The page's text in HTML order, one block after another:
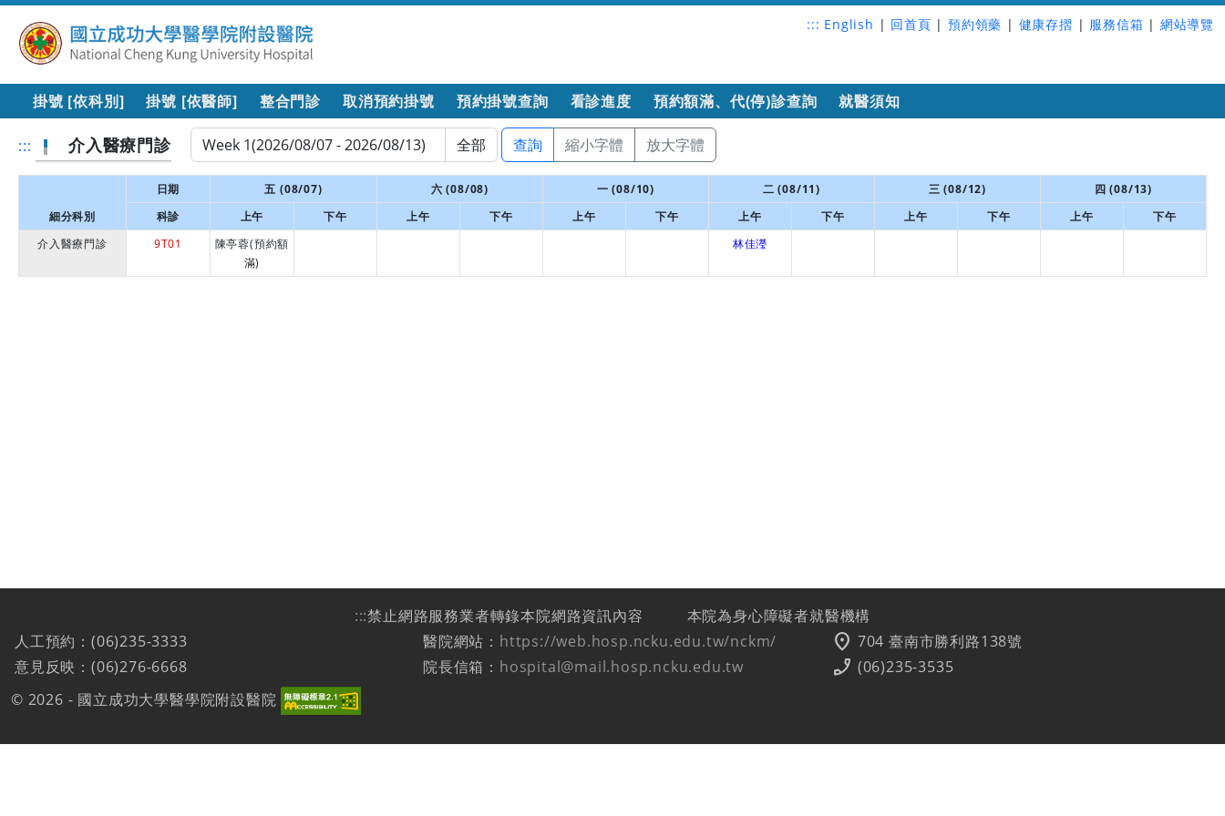
::: English | 回首頁 | 預約領藥 | 健康存摺 | 服務信箱 | 網站導覽
掛號 [依科別] 掛號 [依醫師] 整合門診 取消預約掛號 預約掛號查詢 看診進度 預約額滿、代(停)診查詢 就醫須知
::: 介入醫療門診 查詢 縮小字體 放大字體
細分科別
日期 五 (08/07) 六 (08/08) 一 (08/10) 二 (08/11) 三 (08/12)
四 (08/13)
科診
上午 下午 上午 下午 上午 下午 上午 下午 上午 下午 上午
下午
介入醫療門診
9T01
陳亭蓉(預約額
滿)
林佳瀅
:::禁止網路服務業者轉錄本院網路資訊內容
本院為身心障礙者就醫機構
人工預約：(06)235-3333
意見反映：(06)276-6668
醫院網站： https://web.hosp.ncku.edu.tw/nckm/
院長信箱： hospital@mail.hosp.ncku.edu.tw
location_on 704 臺南市勝利路138號
phone_enabled (06)235-3535
© 2026 - 國立成功大學醫學院附設醫院